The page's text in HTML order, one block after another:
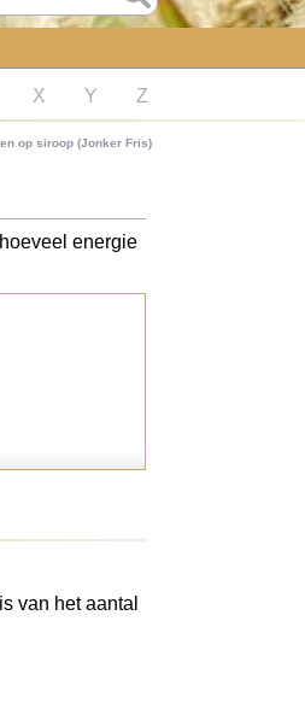
X Y Z
op siroop (Jonker Fris)
energie
van het aantal